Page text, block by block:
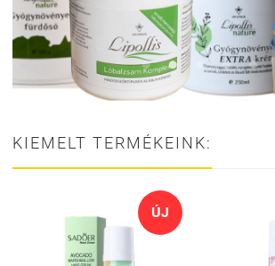
KIEMELT TERMÉKEINK:
ÚJ